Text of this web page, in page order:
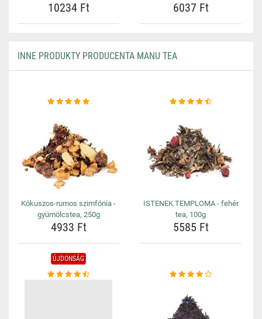
10234 Ft 6037 Ft
INNE PRODUKTY PRODUCENTA MANU TEA
Kókuszos-rumos szimfónia -
gyümölcstea, 250g
4933 Ft
ISTENEK TEMPLOMA - fehér
tea, 100g
5585 Ft
ÚJDONSÁG